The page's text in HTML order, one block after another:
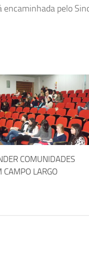
pelo
COMUNIDADES
CAMPO LARGO